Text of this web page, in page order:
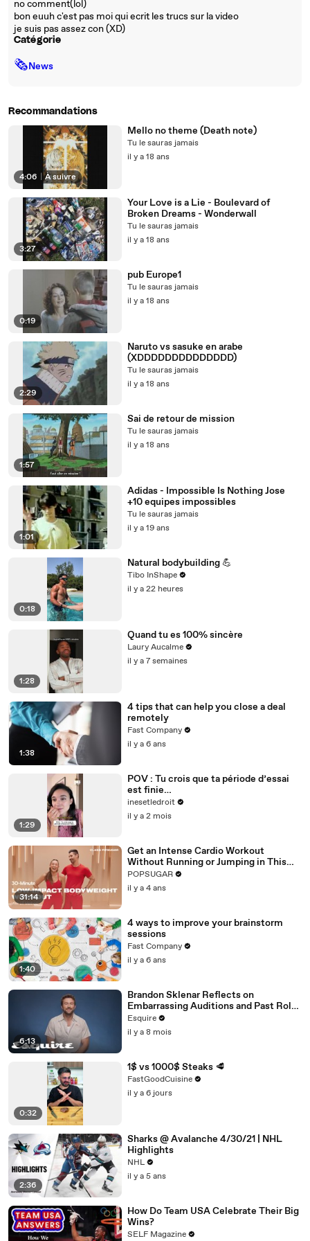
no comment(lol)
bon euuh c'est pas moi qui ecrit les trucs sur la video
je suis pas assez con (XD)
Catégorie
🗞News
Recommandations
4:06 À suivre
Mello no theme (Death note)
Tu le sauras jamais
il y a 18 ans
3:27
Your Love is a Lie - Boulevard of
Broken Dreams - Wonderwall
Tu le sauras jamais
il y a 18 ans
0:19
pub Europe1
Tu le sauras jamais
il y a 18 ans
2:29
Naruto vs sasuke en arabe
(XDDDDDDDDDDDDDD)
Tu le sauras jamais
il y a 18 ans
1:57
Sai de retour de mission
Tu le sauras jamais
il y a 18 ans
1:01
Adidas - Impossible Is Nothing Jose
+10 equipes impossibles
Tu le sauras jamais
il y a 19 ans
0:18
Natural bodybuilding 💪
Tibo InShape
il y a 22 heures
1:28
Quand tu es 100% sincère
Laury Aucalme
il y a 7 semaines
1:38
4 tips that can help you close a deal
remotely
Fast Company
il y a 6 ans
1:29
POV : Tu crois que ta période d’essai
est finie…
inesetledroit
il y a 2 mois
31:14
Get an Intense Cardio Workout
Without Running or Jumping in This
30-Minute Routine
POPSUGAR
il y a 4 ans
1:40
4 ways to improve your brainstorm
sessions
Fast Company
il y a 6 ans
6:13
Brandon Sklenar Reflects on
Embarrassing Auditions and Past Roles
| How I Got Here | Esquire
Esquire
il y a 8 mois
0:32
1$ vs 1000$ Steaks 🥩
FastGoodCuisine
il y a 6 jours
2:36
Sharks @ Avalanche 4/30/21 | NHL
Highlights
NHL
il y a 5 ans
How Do Team USA Celebrate Their Big
Wins?
SELF Magazine